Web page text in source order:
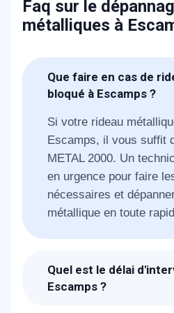
Faq sur le
métalliques à
Que faire en cas de
bloqué à Escamps ?
Si votre rideau
Escamps, il vous suffit
METAL 2000. Un
en urgence pour faire
nécessaires et
métallique en toute
Quel est le délai
Escamps ?